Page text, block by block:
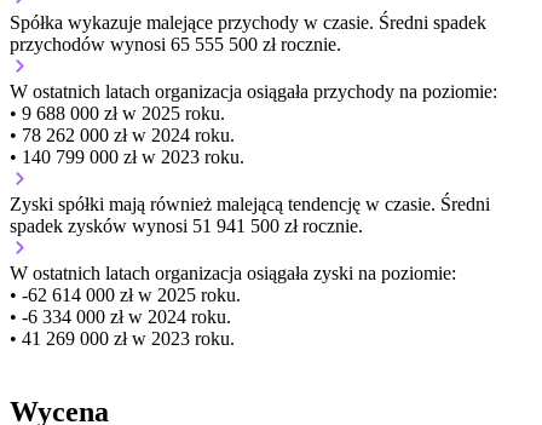
Spółka wykazuje malejące przychody w czasie. Średni spadek
przychodów wynosi 65 555 500 zł rocznie.
W ostatnich latach organizacja osiągała przychody na poziomie:
• 9 688 000 zł w 2025 roku.
• 78 262 000 zł w 2024 roku.
• 140 799 000 zł w 2023 roku.
Zyski spółki mają również malejącą tendencję w czasie. Średni
spadek zysków wynosi 51 941 500 zł rocznie.
W ostatnich latach organizacja osiągała zyski na poziomie:
• -62 614 000 zł w 2025 roku.
• -6 334 000 zł w 2024 roku.
• 41 269 000 zł w 2023 roku.
Wycena